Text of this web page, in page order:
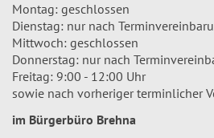
Montag: geschlossen
Dienstag: nur nach
Mittwoch: geschlossen
Donnerstag: nur nach
Freitag: 9:00 - 12:00 Uhr
sowie nach vorheriger terminlicher
im Bürgerbüro Brehna